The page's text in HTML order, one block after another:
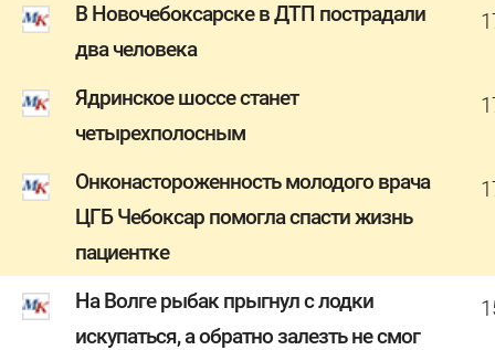
В Новочебоксарске в ДТП пострадали
два человека
Ядринское шоссе станет
четырехполосным
Онконастороженность молодого врача
ЦГБ Чебоксар помогла спасти жизнь
пациентке
На Волге рыбак прыгнул с лодки
искупаться, а обратно залезть не смог